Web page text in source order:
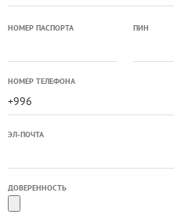
НОМЕР ПАСПОРТА ПИН
НОМЕР ТЕЛЕФОНА
ЭЛ-ПОЧТА
ДОВЕРЕННОСТЬ